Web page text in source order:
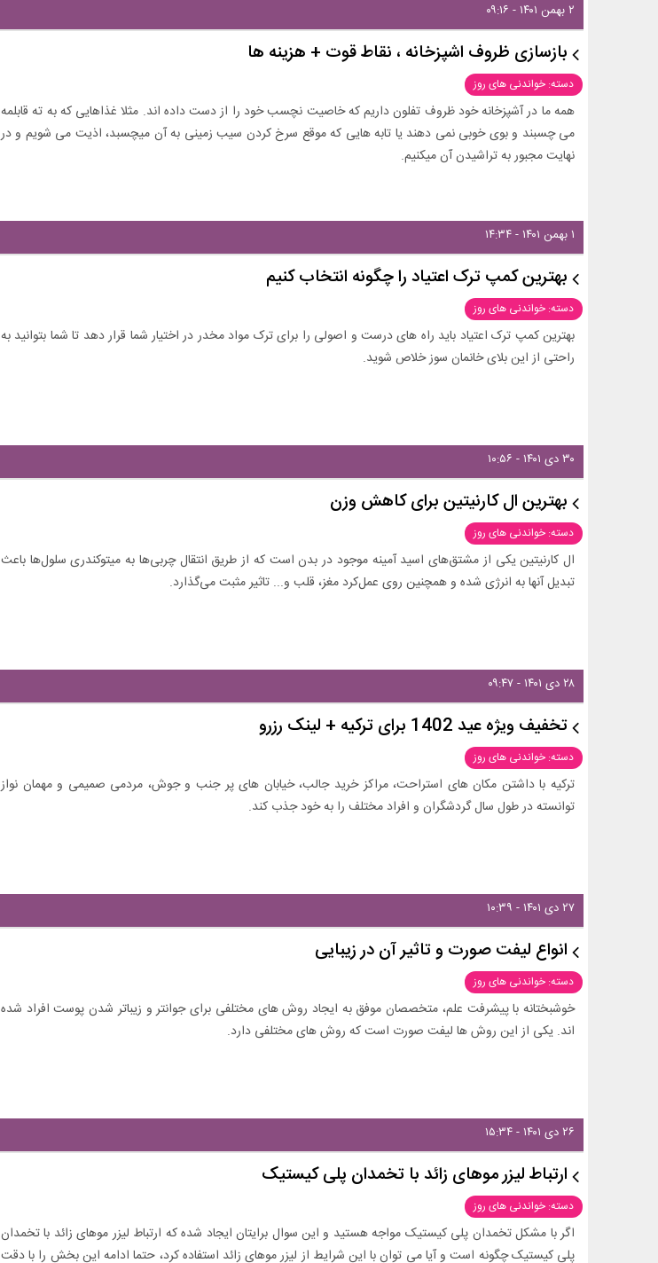
۲ بهمن ۱۴۰۱ - ۰۹:۱۶
بازسازی ظروف اشپزخانه ، نقاط قوت + هزینه ها
دسته: خواندنی های روز
همه ما در آشپزخانه خود ظروف تفلون داریم که خاصیت نچسب خود را از دست داده اند. مثلا غذاهایی که به ته قابلمه
می چسبند و بوی خوبی نمی دهند یا تابه هایی که موقع سرخ کردن سیب زمینی به آن میچسبد، اذیت می شویم و در
نهایت مجبور به تراشیدن آن میکنیم.
۱ بهمن ۱۴۰۱ - ۱۴:۳۴
بهترین کمپ ترک اعتیاد را چگونه انتخاب کنیم
دسته: خواندنی های روز
بهترین کمپ ترک اعتیاد باید راه های درست و اصولی را برای ترک مواد مخدر در اختیار شما قرار دهد تا شما بتوانید به
راحتی از این بلای خانمان سوز خلاص شوید.
۳۰ دی ۱۴۰۱ - ۱۰:۵۶
بهترین ال کارنیتین برای کاهش وزن
دسته: خواندنی های روز
ال کارنیتین یکی از مشتق‌های اسید آمینه موجود در بدن است که از طریق انتقال چربی‌ها به میتوکندری سلول‌ها باعث
تبدیل آنها به انرژی شده و همچنین روی عمل‌کرد مغز، قلب و... تاثیر مثبت می‌گذارد.
۲۸ دی ۱۴۰۱ - ۰۹:۴۷
تخفیف ویژه عید 1402 برای ترکیه + لینک رزرو
دسته: خواندنی های روز
ترکیه با داشتن مکان های استراحت، مراکز خرید جالب، خیابان های پر جنب و جوش، مردمی صمیمی و مهمان نواز
توانسته در طول سال گردشگران و افراد مختلف را به خود جذب کند.
۲۷ دی ۱۴۰۱ - ۱۰:۳۹
انواع لیفت صورت و تاثیر آن در زیبایی
دسته: خواندنی های روز
خوشبختانه با پیشرفت علم، متخصصان موفق به ایجاد روش های مختلفی برای جوانتر و زیباتر شدن پوست افراد شده
اند. یکی از این روش ها لیفت صورت است که روش های مختلفی دارد.
۲۶ دی ۱۴۰۱ - ۱۵:۳۴
ارتباط لیزر موهای زائد با تخمدان پلی کیستیک
دسته: خواندنی های روز
اگر با مشکل تخمدان پلی کیستیک مواجه هستید و این سوال برایتان ایجاد شده که ارتباط لیزر موهای زائد با تخمدان
پلی کیستیک چگونه است و آیا می توان با این شرایط از لیزر موهای زائد استفاده کرد، حتما ادامه این بخش را با دقت